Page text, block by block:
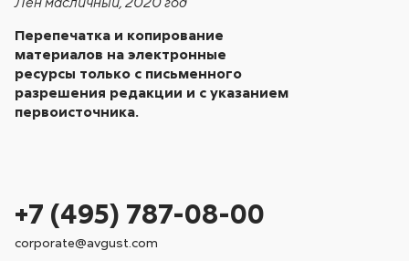
Перепечатка и копирование
материалов на электронные
ресурсы только с письменного
разрешения редакции и с указанием
первоисточника.
+7 (495) 787-08-00
corporate@avgust.com